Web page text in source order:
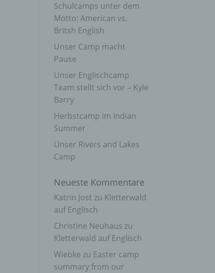
Schulcamps unter dem
Motto: American vs.
Britsh English
Unser Camp macht
Pause
Unser Englischcamp
Team stellt sich vor – Kyle
Barry
Herbstcamp im Indian
Summer
Unser Rivers and Lakes
Camp
Neueste Kommentare
Katrin Jost zu Kletterwald
auf Englisch
Christine Neuhaus zu
Kletterwald auf Englisch
Wiebke zu Easter camp
summary from our